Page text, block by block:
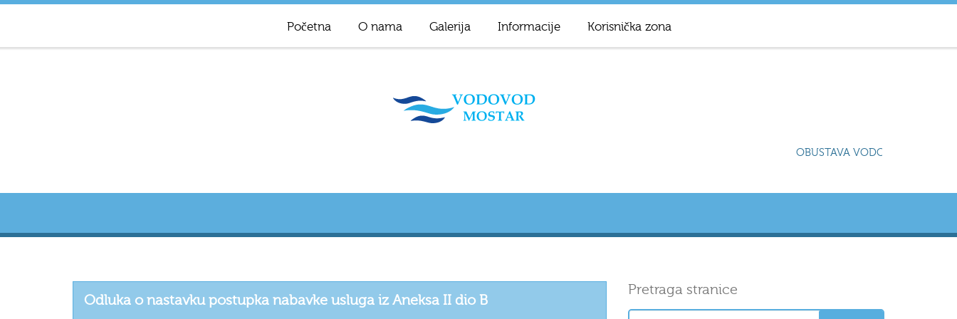
Početna O nama Galerija Informacije Korisnička zona
OBUSTAVA
Odluka o nastavku postupka nabavke usluga iz Aneksa II dio B
Pretraga stranice